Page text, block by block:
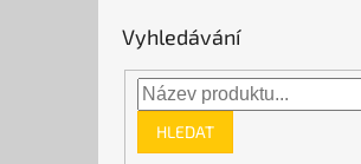
Vyhledávání
HLEDAT